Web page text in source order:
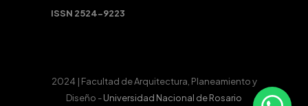
ISSN 2524-9223
2024 | Facultad de Arquitectura, Planeamiento y
Diseño -Universidad Nacional de Rosario